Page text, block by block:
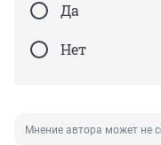
Да
Нет
Мнение автора может не